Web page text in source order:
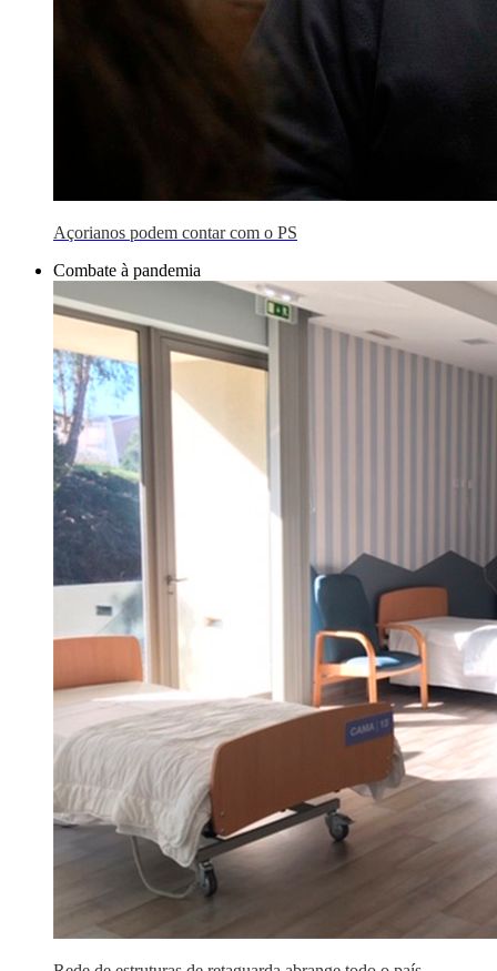
Açorianos podem contar com o PS
Combate à pandemia